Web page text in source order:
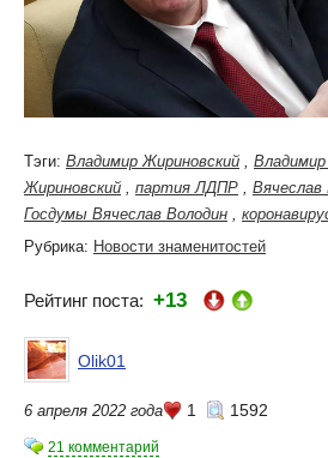
Тэги: Владимир Жириновский ,
Жириновский , партия ЛДПР , Вячеслав
Госдумы Вячеслав Володин ,
Рубрика: Новости знаменитостей
Рейтинг поста: +13
Olik01
6 апреля 2022 года 1 1592
21 комментарий